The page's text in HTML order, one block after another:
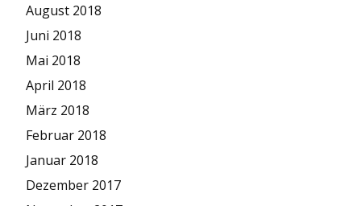
August 2018
Juni 2018
Mai 2018
April 2018
März 2018
Februar 2018
Januar 2018
Dezember 2017